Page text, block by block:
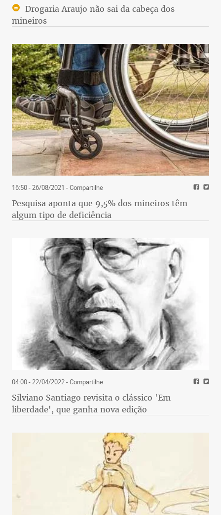
Drogaria Araujo não sai da cabeça dos
mineiros
16:50 - 26/08/2021 - Compartilhe
Pesquisa aponta que 9,5% dos mineiros têm
algum tipo de deficiência
04:00 - 22/04/2022- Compartilhe
Silviano Santiago revisita o clássico 'Em
liberdade', que ganha nova edição